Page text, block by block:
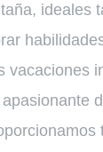
ideales
vacaciones